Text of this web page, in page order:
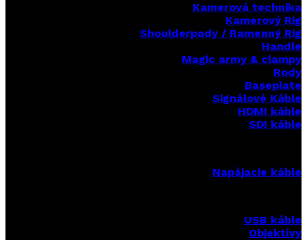
Kamerová technika
Kamerový Rig
Shoulderpady / Ramenný Rig
Handle
Magic army & clampy
Rody
Baseplate
Signálové Káble
HDMI káble
SDI káble
Napájacie káble
USB káble
Objektívy